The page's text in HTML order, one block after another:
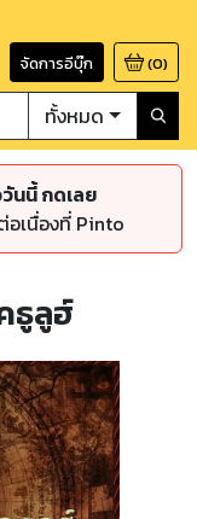
จัดการอีบุ๊ก (0)
ทั้งหมด
นนี้ กดเลย
อเนื่องที่ Pinto
ธูลูฮ์